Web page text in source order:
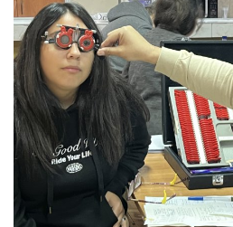
Deporte
Política
Espectáculos